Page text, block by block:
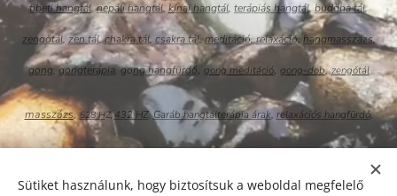
tibetihangtál,nepáli hangtál, kínai hangtál, terápiás hangtál,buddha tál,
zengőtál, zen tál,chakra tál, csakra tál,meditáció,relaxáció,hangmasszázs,
gong,gongterápia, gong hangfürdő, gong meditáció, gong-dob,zengőtál
masszázs, 528 HZ,432 HZ, Garáb hangtálterápia árak, relaxációs hangfürdő,
akkreditált
Sütiket használunk, hogy biztosítsuk a weboldal megfelelő